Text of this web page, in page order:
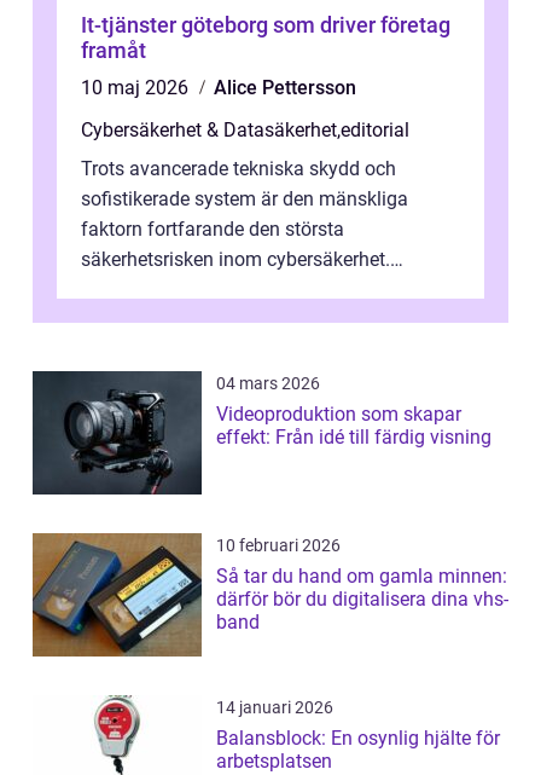
It-tjänster göteborg som driver företag
framåt
10 maj 2026
Alice Pettersson
Cybersäkerhet & Datasäkerhet,editorial
Trots avancerade tekniska skydd och
sofistikerade system är den mänskliga
faktorn fortfarande den största
säkerhetsrisken inom cybersäkerhet.
04 mars 2026
Videoproduktion som skapar
effekt: Från idé till färdig visning
10 februari 2026
Så tar du hand om gamla minnen:
därför bör du digitalisera dina vhs-
band
14 januari 2026
Balansblock: En osynlig hjälte för
arbetsplatsen